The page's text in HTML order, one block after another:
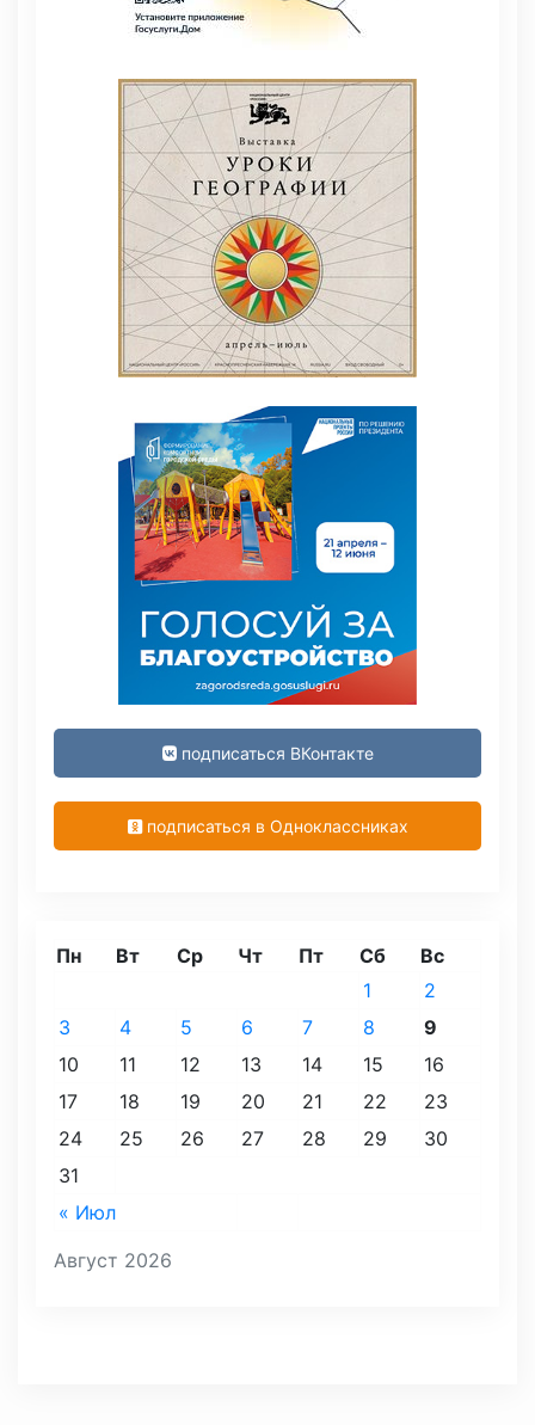
подписаться ВКонтакте
подписаться в Одноклассниках
Август 2026
Пн Вт Ср Чт Пт Сб Вс
« Июл
1
2
3
4 5 6 7 8
9
10
11 12 13 14 15
16
17
18 19 20 21 22
23
24
25 26 27 28 29
30
31